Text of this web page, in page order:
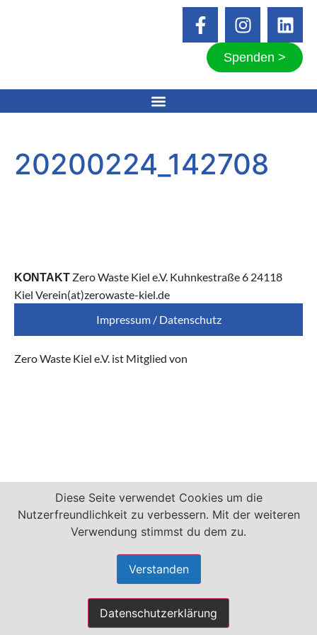
Spenden >
20200224_142708
KONTAKT Zero Waste Kiel e.V. Kuhnkestraße 6 24118
Kiel Verein(at)zerowaste-kiel.de
Impressum / Datenschutz
Zero Waste Kiel e.V. ist Mitglied von
Diese Seite verwendet Cookies um die
Nutzerfreundlichkeit zu verbessern. Mit der weiteren
Verwendung stimmst du dem zu.
Verstanden
Datenschutzerklärung